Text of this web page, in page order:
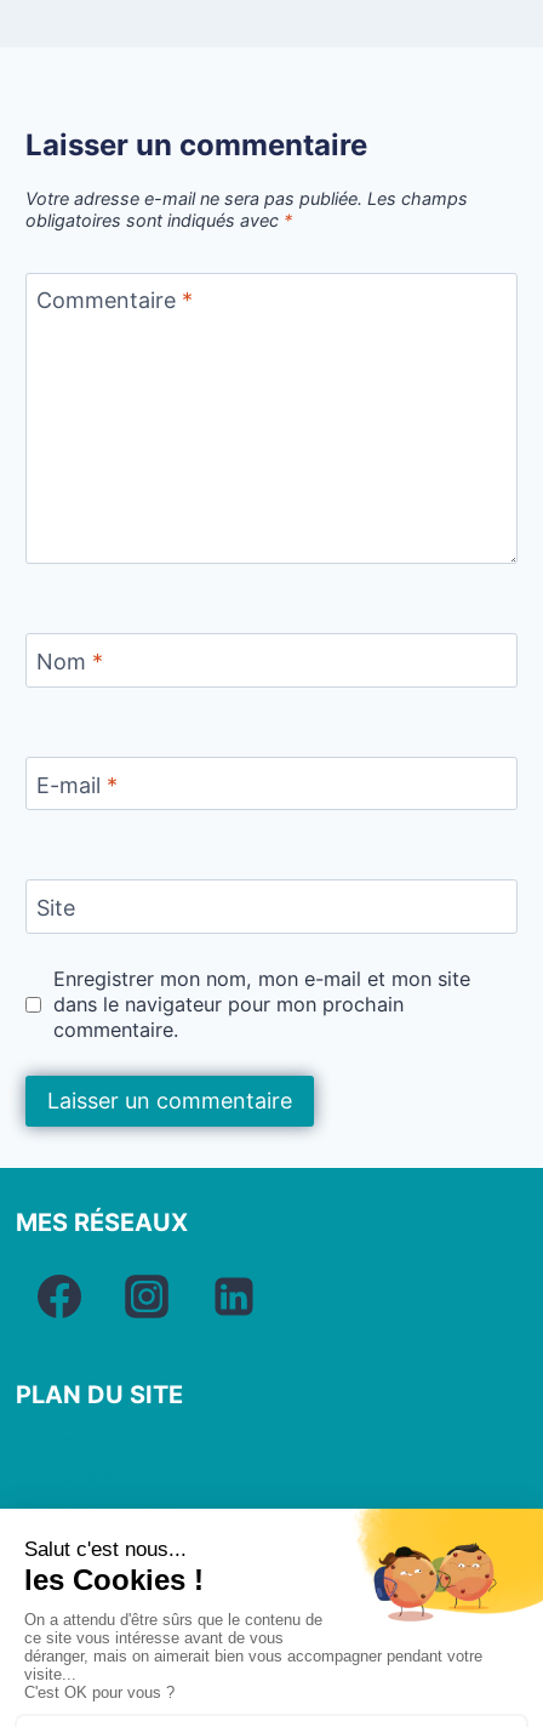
Laisser un commentaire
Votre adresse e-mail ne sera pas publiée. Les champs
obligatoires sont indiqués avec *
Commentaire *
Nom *
E-mail *
Site
Enregistrer mon nom, mon e-mail et mon site
dans le navigateur pour mon prochain
commentaire.
MES RÉSEAUX
PLAN DU SITE
Soins quantiques
Initiation et Atelier
Contact
Gestion des Cookies
Politique de confidentialité
Mentions légales